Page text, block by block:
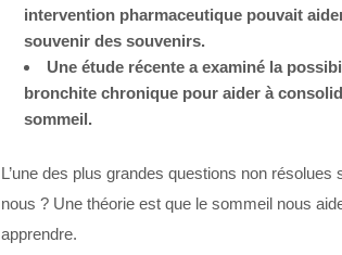
intervention pharmaceutique pouvait
souvenir des souvenirs.
Une étude récente a examiné la
bronchite chronique pour aider à
sommeil.
L’une des plus grandes questions non
nous ? Une théorie est que le sommeil nous
apprendre.